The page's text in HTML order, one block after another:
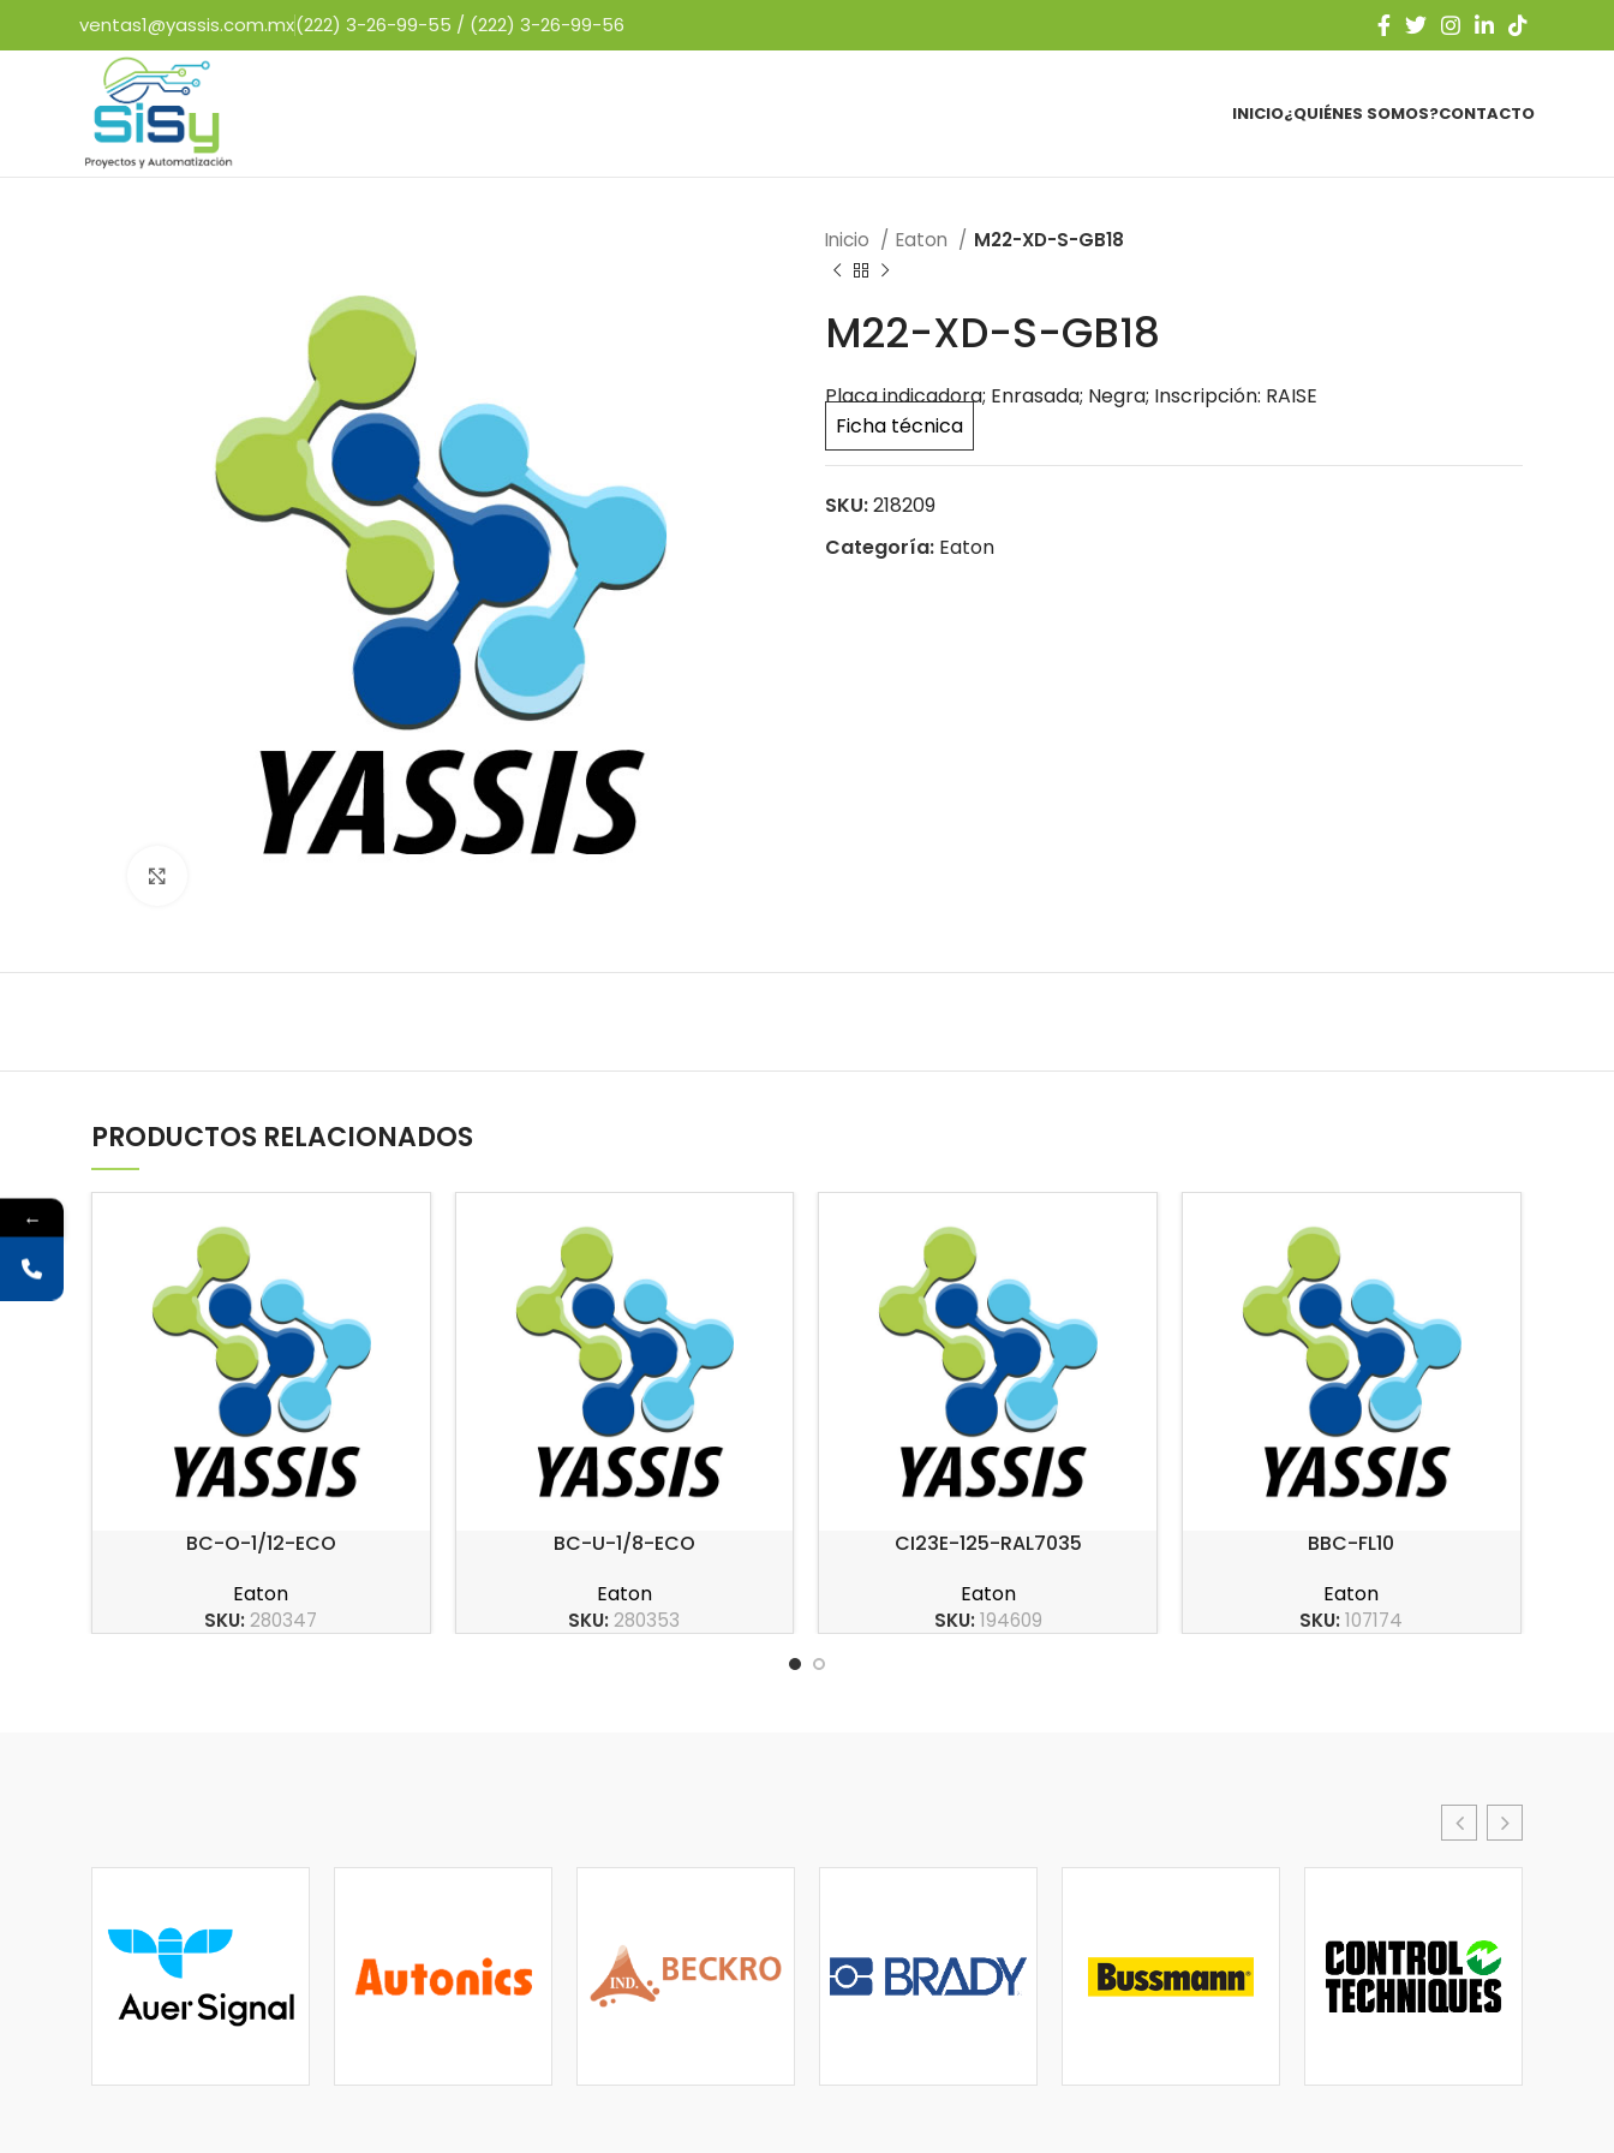
ventas1@yassis.com.mx(222) 3-26-99-55 / (222) 3-26-99-56
INICIO¿QUIÉNES SOMOS?CONTACTO
Inicio Eaton M22-XD-S-GB18
M22-XD-S-GB18
Placa indicadora; Enrasada; Negra; Inscripción: RAISE
Ficha técnica
SKU:218209
Categoría: Eaton
PRODUCTOS RELACIONADOS
BC-O-1/12-ECO
Eaton
SKU:280347
BC-U-1/8-ECO
Eaton
SKU:280353
CI23E-125-RAL7035
Eaton
SKU:194609
BBC-FL10
Eaton
SKU:107174
←